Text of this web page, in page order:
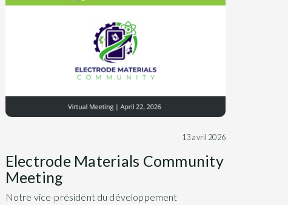
13 avril 2026
Electrode Materials Community
Meeting
Notre vice-président du développement